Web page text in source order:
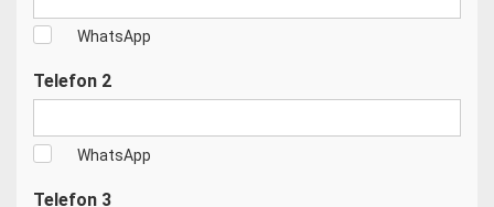
WhatsApp
Telefon 2
WhatsApp
Telefon 3